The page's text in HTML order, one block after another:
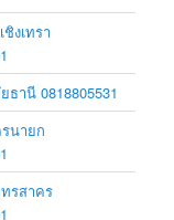
งเทรา
านี 0818805531
นายก
รสาคร